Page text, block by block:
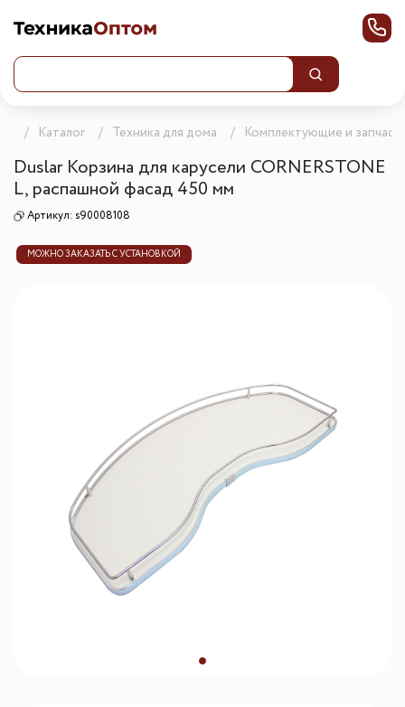
Каталог Техника для дома Комплектующие и
Duslar Корзина для карусели CORNERSTONE
L, распашной фасад 450 мм
Артикул: s90008108
МОЖНО ЗАКАЗАТЬ С УСТАНОВКОЙ